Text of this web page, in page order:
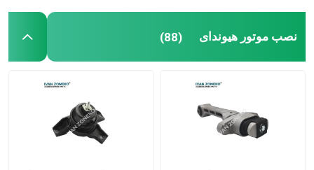
نصب موتور هیوندای (88)